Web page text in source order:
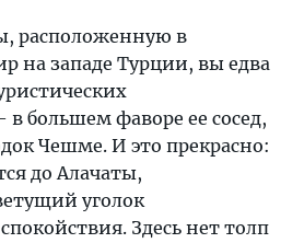
расположенную в
на западе Турции, вы едва
большем фаворе ее сосед,
Чешме. И это прекрасно:
до Алачаты,
уголок
Здесь нет толп